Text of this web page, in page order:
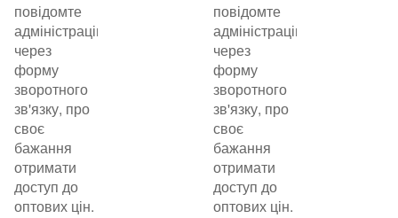
повідомте
адміністрацію
через
форму
зворотного
зв'язку, про
своє
бажання
отримати
доступ до
оптових цін.
повідомте
адміністрацію
через
форму
зворотного
зв'язку, про
своє
бажання
отримати
доступ до
оптових цін.